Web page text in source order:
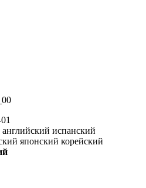
испанский
японский корейский